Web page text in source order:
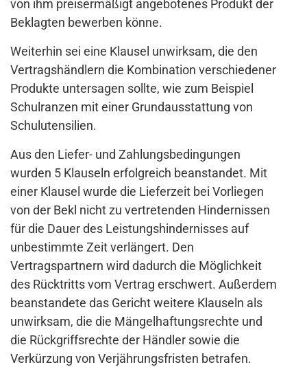
von ihm preisermäßigt angebotenes Produkt der
Beklagten bewerben könne.
Weiterhin sei eine Klausel unwirksam, die den
Vertragshändlern die Kombination verschiedener
Produkte untersagen sollte, wie zum Beispiel
Schulranzen mit einer Grundausstattung von
Schulutensilien.
Aus den Liefer- und Zahlungsbedingungen
wurden 5 Klauseln erfolgreich beanstandet. Mit
einer Klausel wurde die Lieferzeit bei Vorliegen
von der Bekl nicht zu vertretenden Hindernissen
für die Dauer des Leistungshindernisses auf
unbestimmte Zeit verlängert. Den
Vertragspartnern wird dadurch die Möglichkeit
des Rücktritts vom Vertrag erschwert. Außerdem
beanstandete das Gericht weitere Klauseln als
unwirksam, die die Mängelhaftungsrechte und
die Rückgriffsrechte der Händler sowie die
Verkürzung von Verjährungsfristen betrafen.